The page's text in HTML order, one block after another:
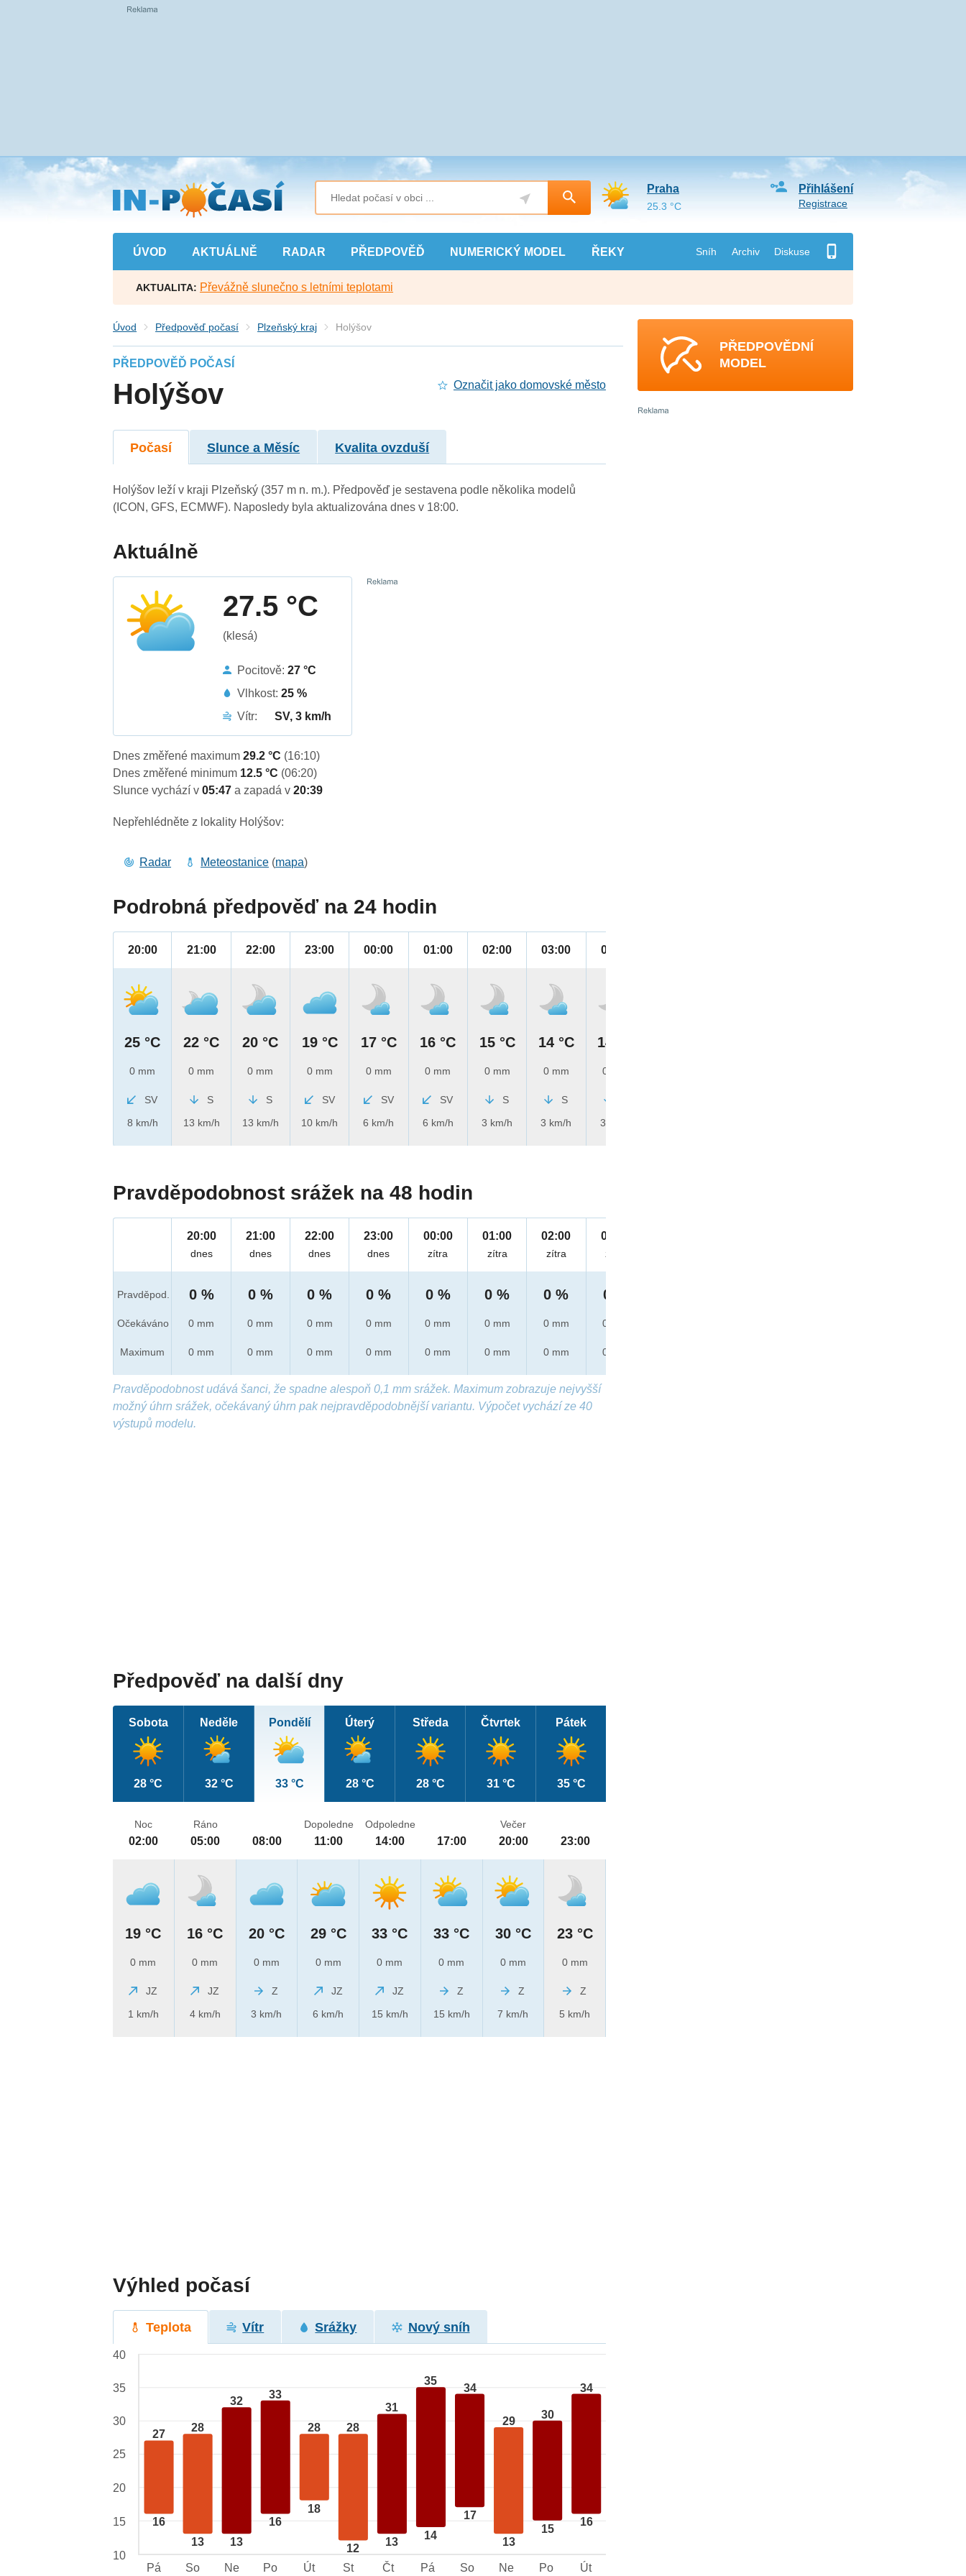
Přejít
na
hlavní
obsah
ÚVOD AKTUÁLNĚ RADAR PŘEDPOVĚĎ NUMERICKÝ MODEL ŘEKY Sníh Archiv Diskuse
Přihlášení
Registrace
Praha
25.3 °C
AKTUALITA: Převážně slunečno s letními teplotami
Úvod Předpověď počasí Plzeňský kraj Holýšov
PŘEDPOVĚĎ POČASÍ
Holýšov Označit jako domovské město
Počasí Slunce a Měsíc Kvalita ovzduší
Holýšov leží v kraji Plzeňský (357 m n. m.). Předpověď je sestavena podle několika modelů
(ICON, GFS, ECMWF). Naposledy byla aktualizována dnes v 18:00.
Aktuálně
27.5 °C
(klesá)
Pocitově:27 °C
Vlhkost:25 %
Vítr:
SV, 3 km/h
Dnes změřené maximum29.2 °C (16:10)
Dnes změřené minimum 12.5 °C (06:20)
Slunce vychází v05:47a zapadá v20:39
Nepřehlédněte z lokality Holýšov:
Radar Meteostanice (mapa)
Podrobná předpověď na 24 hodin
20:00
25 °C
0 mm
SV
8 km/h
21:00
22 °C
0 mm
S
13 km/h
22:00
20 °C
0 mm
S
13 km/h
23:00
19 °C
0 mm
SV
10 km/h
00:00
17 °C
0 mm
SV
6 km/h
01:00
16 °C
0 mm
SV
6 km/h
02:00
15 °C
0 mm
S
3 km/h
03:00
14 °C
0 mm
S
3 km/h
04:00
14 °C
0 mm
3 km/h
Pravděpodobnost srážek na 48 hodin
Pravděpod.
Očekáváno
Maximum
20:00
dnes
0 %
0 mm
0 mm
21:00
dnes
0 %
0 mm
0 mm
22:00
dnes
0 %
0 mm
0 mm
23:00
dnes
0 %
0 mm
0 mm
00:00
zítra
0 %
0 mm
0 mm
01:00
zítra
0 %
0 mm
0 mm
02:00
zítra
0 %
0 mm
0 mm
03:00
zítra
0 %
0 mm
0 mm
Pravděpodobnost udává šanci, že spadne alespoň 0,1 mm srážek. Maximum zobrazuje nejvyšší
možný úhrn srážek, očekávaný úhrn pak nejpravděpodobnější variantu. Výpočet vychází ze 40
výstupů modelu.
Předpověď na další dny
Sobota
28 °C
Neděle
32 °C
Pondělí
33 °C
Úterý
28 °C
Středa
28 °C
Čtvrtek
31 °C
Pátek
35 °C
Noc
02:00
19 °C
0 mm
JZ
1 km/h
Ráno
05:00
16 °C
0 mm
JZ
4 km/h
08:00
20 °C
0 mm
Z
3 km/h
Dopoledne
11:00
29 °C
0 mm
JZ
6 km/h
Odpoledne
14:00
33 °C
0 mm
JZ
15 km/h
17:00
33 °C
0 mm
Z
15 km/h
Večer
20:00
30 °C
0 mm
Z
7 km/h
23:00
23 °C
0 mm
Z
5 km/h
Výhled počasí
Teplota Vítr Srážky Nový sníh
27
16
28
13
32
13
33
16
28
18
28
12
31
13
35
14
34
17
29
13
30
15
34
16
40
35
30
25
20
15
10
Pá
So Ne Po Út St Čt Pá So Ne Po Út
PŘEDPOVĚDNÍ
MODEL